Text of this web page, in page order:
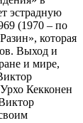
эстрадную
(1970 – по
которая
Выход и
и мире,
Кекконен